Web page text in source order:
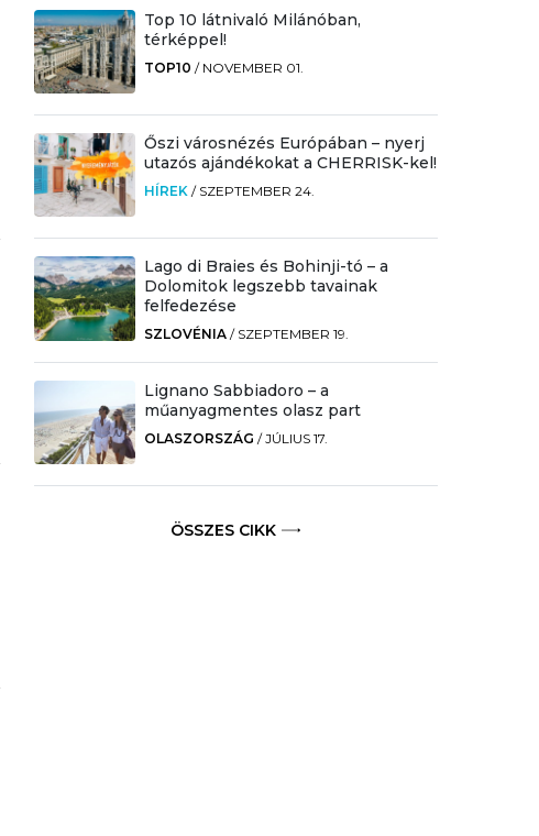
Top 10 látnivaló Milánóban,
térképpel!
TOP10 / NOVEMBER 01.
Őszi városnézés Európában – nyerj
utazós ajándékokat a CHERRISK-kel!
HÍREK / SZEPTEMBER 24.
Lago di Braies és Bohinji-tó – a
Dolomitok legszebb tavainak
felfedezése
SZLOVÉNIA / SZEPTEMBER 19.
Lignano Sabbiadoro – a
műanyagmentes olasz part
OLASZORSZÁG /JÚLIUS 17.
ÖSSZES CIKK